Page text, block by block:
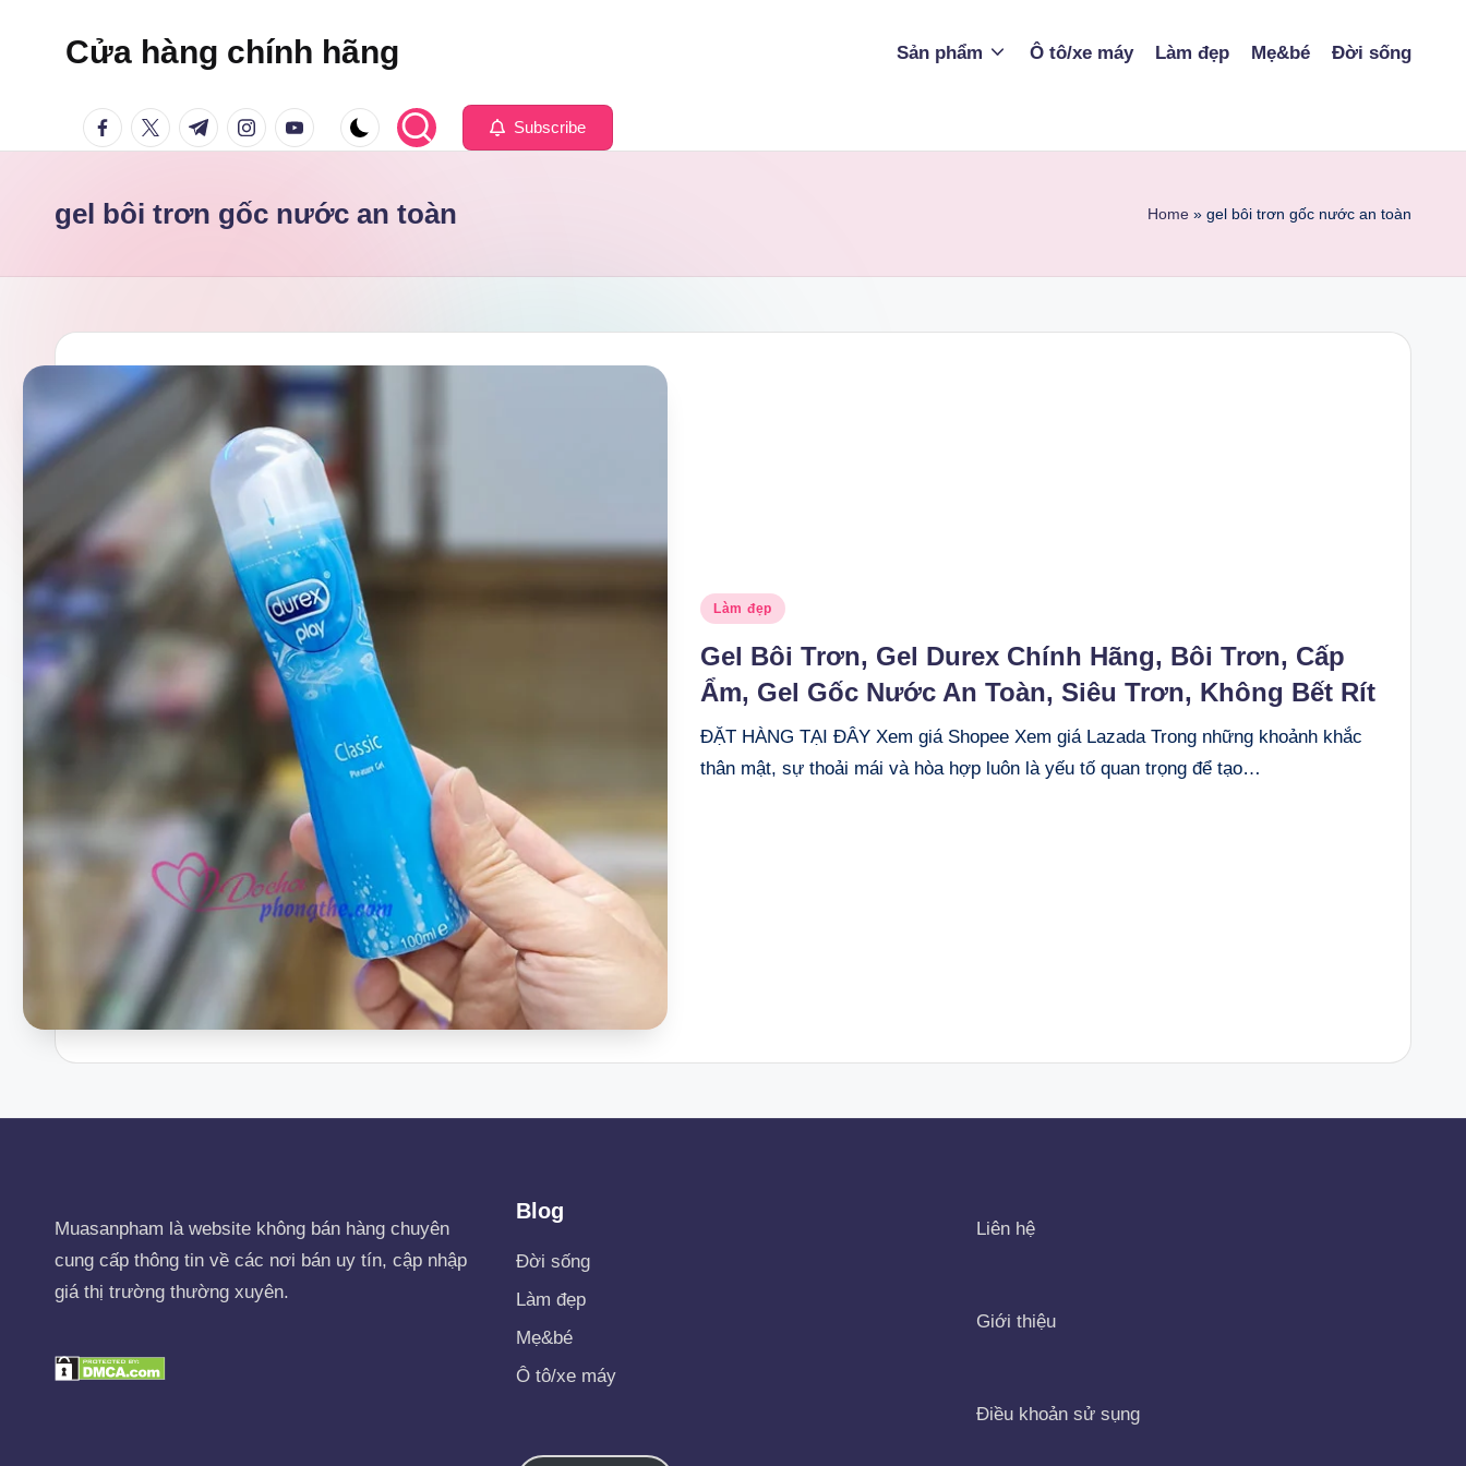
Cửa hàng chính hãng Sản phẩm Ô tô/xe máy Làm đẹp Mẹ&bé Đời sống
facebook.com
twitter.com
t.me instagram.com
youtube.com Subscribe
gel bôi trơn gốc nước an toàn Home » gel bôi trơn gốc nước an toàn
Posted
Làm đẹp
Gel Bôi Trơn, Gel Durex Chính Hãng, Bôi Trơn, Cấp
Ẩm, Gel Gốc Nước An Toàn, Siêu Trơn, Không Bết Rít
ĐẶT HÀNG TẠI ĐÂY Xem giá Shopee Xem giá Lazada Trong những khoảnh khắc
thân mật, sự thoải mái và hòa hợp luôn là yếu tố quan trọng để tạo…
Muasanpham là website không bán hàng chuyên
cung cấp thông tin về các nơi bán uy tín, cập nhập
giá thị trường thường xuyên.
Blog
Đời sống
Làm đẹp
Mẹ&bé
Ô tô/xe máy
Liên hệ
Giới thiệu
Điều khoản sử sụng